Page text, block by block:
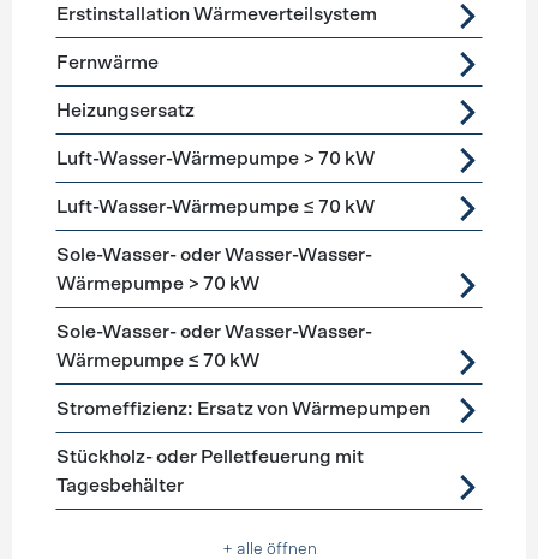
Erstinstallation Wärmeverteilsystem
Fernwärme
Heizungsersatz
Luft-Wasser-Wärmepumpe > 70 kW
Luft-Wasser-Wärmepumpe ≤ 70 kW
Sole-Wasser- oder Wasser-Wasser-
Wärmepumpe > 70 kW
Sole-Wasser- oder Wasser-Wasser-
Wärmepumpe ≤ 70 kW
Stromeffizienz: Ersatz von Wärmepumpen
Stückholz- oder Pelletfeuerung mit
Tagesbehälter
+ alle öffnen